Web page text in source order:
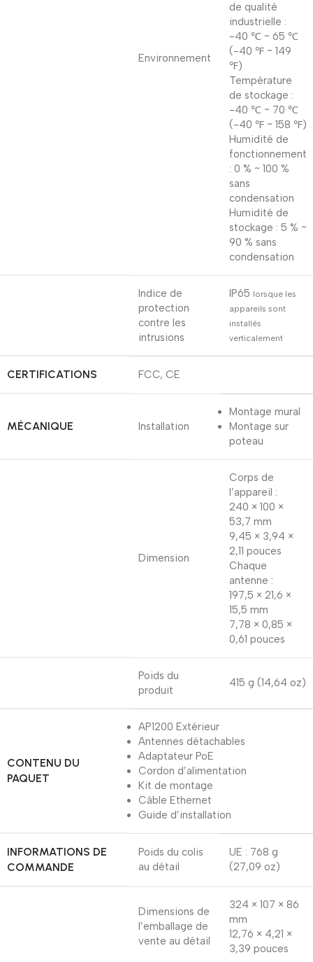
Environnement
de qualité
industrielle :
-40 ℃ ~ 65 ℃
(-40 ℉ ~ 149
℉)
Température
de stockage :
-40 ℃ ~ 70 ℃
(-40 ℉ ~ 158 ℉)
Humidité de
fonctionnement
: 0 % ~ 100 %
sans
condensation
Humidité de
stockage : 5 % ~
90 % sans
condensation
Indice de
protection
contre les
intrusions
IP65 lorsque les
appareils sont
installés
verticalement
CERTIFICATIONS FCC, CE
MÉCANIQUE Installation
Montage mural
Montage sur
poteau
Dimension
Corps de
l’appareil :
240 × 100 ×
53,7 mm
9,45 × 3,94 ×
2,11 pouces
Chaque
antenne :
197,5 × 21,6 ×
15,5 mm
7,78 × 0,85 ×
0,61 pouces
Poids du
produit
415 g (14,64 oz)
CONTENU DU
PAQUET
AP1200 Extérieur
Antennes détachables
Adaptateur PoE
Cordon d’alimentation
Kit de montage
Câble Ethernet
Guide d’installation
INFORMATIONS DE
COMMANDE
Poids du colis
au détail
UE : 768 g
(27,09 oz)
Dimensions de
l’emballage de
vente au détail
324 × 107 × 86
mm
12,76 × 4,21 ×
3,39 pouces